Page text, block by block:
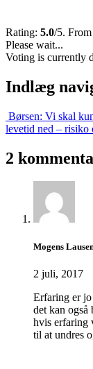
Rating: 5.0/5.
Please wait...
Voting is currently
Indlæg
Børsen: Vi skal
levetid ned –
2
Mogens
2 juli, 2017
Erfaring er
det kan
hvis erfaring
til at undres